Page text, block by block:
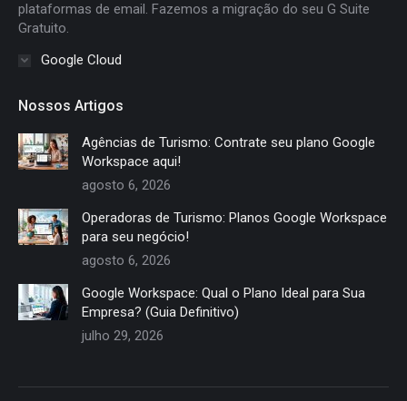
plataformas de email. Fazemos a migração do seu G Suite
Gratuito.
Google Cloud
Nossos Artigos
Agências de Turismo: Contrate seu plano Google
Workspace aqui!
agosto 6, 2026
Operadoras de Turismo: Planos Google Workspace
para seu negócio!
agosto 6, 2026
Google Workspace: Qual o Plano Ideal para Sua
Empresa? (Guia Definitivo)
julho 29, 2026